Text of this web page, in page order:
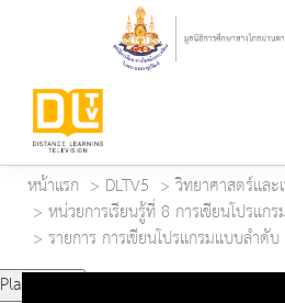
หน้าแรก DLTV5
วิทยาศาสตร์แล
หน่วยการเรียนรู้ที่ 8 การเขียนโปรแกร
รายการ การเขียนโปรแกรมแบบลำดั
Play Video